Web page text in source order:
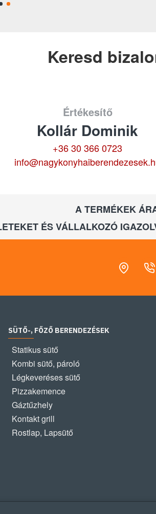
Keresd
Értékesítő
Kollár Dominik
+36 30 366 0723
A TERMÉKEK
ÉS VÁLLALKOZÓ
SÜTŐ-, FŐZŐ BERENDEZÉSEK
Statikus sütő
Kombi sütő, pároló
Légkeveréses sütő
Pizzakemence
Gáztűzhely
Kontakt grill
Rostlap, Lapsütő